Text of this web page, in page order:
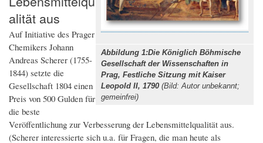
Abbildung 1:Die Königlich Böhmische
Gesellschaft der Wissenschaften in
Prag, Festliche Sitzung mit Kaiser
Leopold II, 1790 (Bild: Autor unbekannt;
gemeinfrei)
alität aus
Auf Initiative des Prager
Chemikers Johann
Andreas Scherer (1755-
1844) setzte die
Gesellschaft 1804 einen
Preis von 500 Gulden für
die beste
Veröffentlichung zur Verbesserung der Lebensmittelqualität aus.
(Scherer interessierte sich u.a. für Fragen, die man heute als